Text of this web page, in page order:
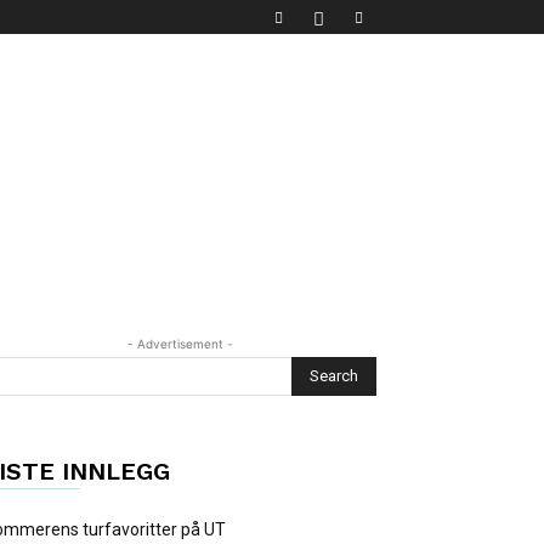
- Advertisement -
INNLEGG
turfavoritter på UT